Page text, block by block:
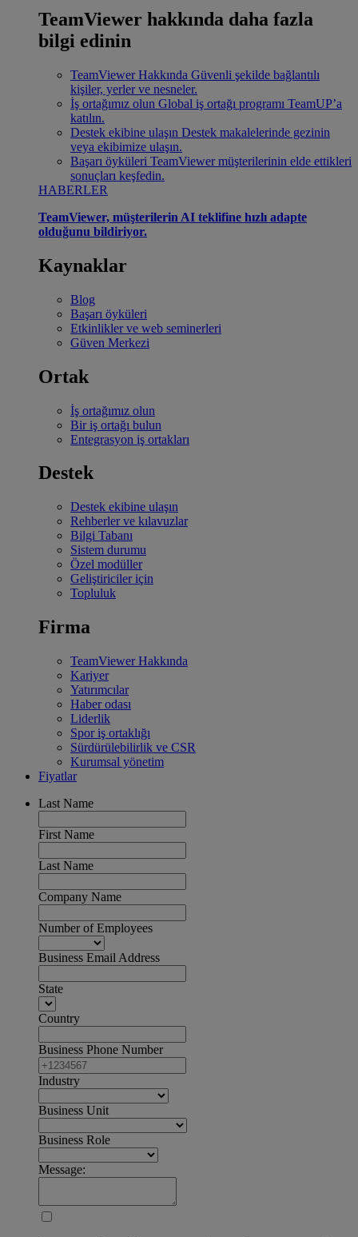
TeamViewer hakkında daha fazla
bilgi edinin
TeamViewer Hakkında Güvenli şekilde bağlantılı
kişiler, yerler ve nesneler.
İş ortağımız olun Global iş ortağı programı TeamUP’a
katılın.
Destek ekibine ulaşın Destek makalelerinde gezinin
veya ekibimize ulaşın.
Başarı öyküleri TeamViewer müşterilerinin elde ettikleri
sonuçları keşfedin.
HABERLER
TeamViewer, müşterilerin AI teklifine hızlı adapte
olduğunu bildiriyor.
Kaynaklar
Blog
Başarı öyküleri
Etkinlikler ve web seminerleri
Güven Merkezi
Ortak
İş ortağımız olun
Bir iş ortağı bulun
Entegrasyon iş ortakları
Destek
Destek ekibine ulaşın
Rehberler ve kılavuzlar
Bilgi Tabanı
Sistem durumu
Özel modüller
Geliştiriciler için
Topluluk
Firma
TeamViewer Hakkında
Kariyer
Yatırımcılar
Haber odası
Liderlik
Spor iş ortaklığı
Sürdürülebilirlik ve CSR
Kurumsal yönetim
Fiyatlar
Last Name
First Name
Last Name
Company Name
Number of Employees
Business Email Address
State
Country
Business Phone Number
Industry
Business Unit
Business Role
Message: